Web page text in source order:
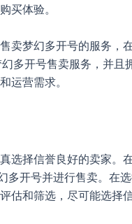
买体验。
卖梦幻多开号的服务，
多开号售卖服务，并且
运营需求。
选择信誉良好的卖家。
多开号并进行售卖。在
估和筛选，尽可能选择